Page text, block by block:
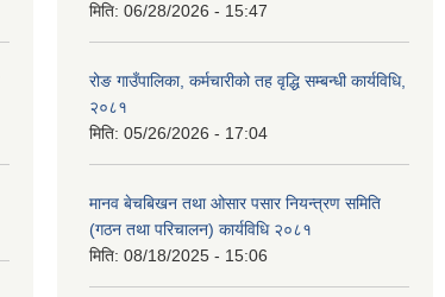
मिति: 06/28/2026 - 15:47
रोङ गाउँपालिका, कर्मचारीको तह वृद्धि सम्बन्धी कार्यविधि,
२०८१
मिति: 05/26/2026 - 17:04
मानव बेचबिखन तथा ओसार पसार नियन्त्रण समिति
(गठन तथा परिचालन) कार्यविधि २०८१
मिति: 08/18/2025 - 15:06